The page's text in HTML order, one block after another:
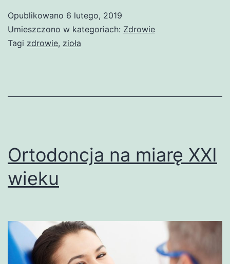
Opublikowano 6 lutego, 2019
Umieszczono w kategoriach: Zdrowie
Tagi zdrowie, zioła
Ortodoncja na miarę XXI
wieku